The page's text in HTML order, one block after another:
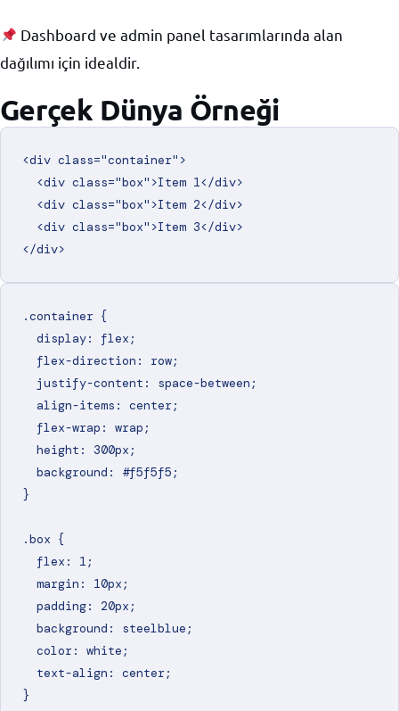
Dashboard ve admin panel tasarımlarında alan
dağılımı için idealdir.
Gerçek Dünya Örneği
<div class="container">
.container {
}
.box {